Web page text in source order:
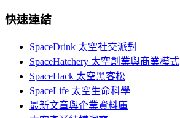
快速連結
SpaceDrink 太空社交派對
SpaceHatchery 太空創業與商業模式
SpaceHack 太空黑客松
SpaceLife 太空生命科學
最新文章與企業資料庫